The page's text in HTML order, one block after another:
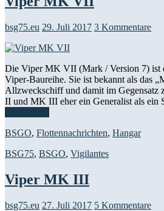
bsg75.eu 29. Juli 2017 3 Kommentare
Die Viper MK VII (Mark / Version 7) ist
Viper-Baureihe. Sie ist bekannt als das
Allzweckschiff und damit im Gegensatz
II und MK III eher ein Generalist als ein
BSGO, Flottennachrichten, Hangar
BSG75, BSGO, Vigilantes
Viper MK III
bsg75.eu 27. Juli 2017 5 Kommentare